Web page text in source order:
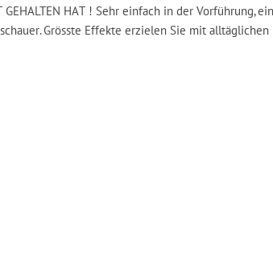
GEHALTEN HAT ! Sehr einfach in der Vorführung, ein
Grösste Effekte erzielen Sie mit alltäglichen